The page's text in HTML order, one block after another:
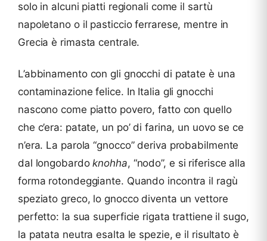
solo in alcuni piatti regionali come il sartù
napoletano o il pasticcio ferrarese, mentre in
Grecia è rimasta centrale.
L’abbinamento con gli gnocchi di patate è una
contaminazione felice. In Italia gli gnocchi
nascono come piatto povero, fatto con quello
che c’era: patate, un po’ di farina, un uovo se ce
n’era. La parola “gnocco” deriva probabilmente
dal longobardoknohha, “nodo”, e si riferisce alla
forma rotondeggiante. Quando incontra il ragù
speziato greco, lo gnocco diventa un vettore
perfetto: la sua superficie rigata trattiene il sugo,
la patata neutra esalta le spezie, e il risultato è